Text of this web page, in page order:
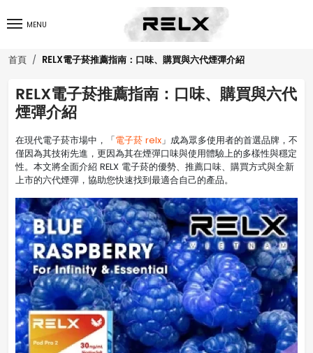
MENU
首頁 RELX電子菸推薦指南：口味、購買與六代煙彈介紹
RELX電子菸推薦指南：口味、購買與六代
煙彈介紹
在現代電子菸市場中，「電子菸 relx 」成為眾多使用者的首選品牌，不
僅因為其技術先進，更因為其在煙彈口味與使用體驗上的多樣性與穩定
性。本文將全面介紹 RELX 電子菸的優勢、推薦口味、購買方式與全新
上市的六代煙彈，協助您快速找到最適合自己的產品。